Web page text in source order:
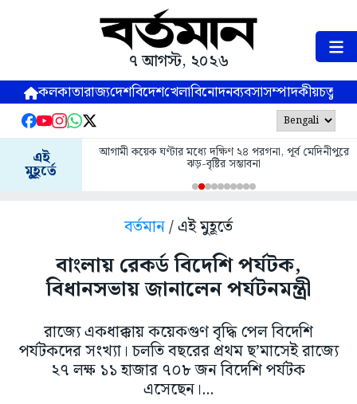
৭ আগস্ট, ২০২৬
কলকাতারাজ্যদেশবিদেশখেলাবিনোদনব্যবসাসম্পাদকীয়
এই
মুহূর্তে
আগামী কয়েক ঘণ্টার মধ্যে দক্ষিণ ২৪ পরগনা, পূর্ব মেদিনীপুরে
ঝড়-বৃষ্টির সম্ভাবনা
বর্তমান/ এই মুহূর্তে
বাংলায় রেকর্ড বিদেশি পর্যটক,
বিধানসভায় জানালেন পর্যটনমন্ত্রী
রাজ্যে একধাক্কায় কয়েকগুণ বৃদ্ধি পেল বিদেশি
পর্যটকদের সংখ্যা। চলতি বছরের প্রথম ছ’মাসেই রাজ্যে
২৭ লক্ষ ১১ হাজার ৭০৮ জন বিদেশি পর্যটক
এসেছেন।...